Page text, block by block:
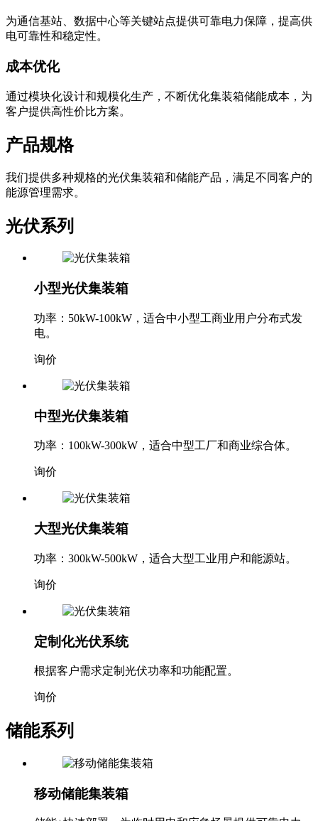
为通信基站、数据中心等关键站点提供可靠电力保障，提高供
电可靠性和稳定性。
成本优化
通过模块化设计和规模化生产，不断优化集装箱储能成本，为
客户提供高性价比方案。
产品规格
我们提供多种规格的光伏集装箱和储能产品，满足不同客户的
能源管理需求。
光伏系列
小型光伏集装箱
功率：50kW-100kW，适合中小型工商业用户分布式发
电。
询价
中型光伏集装箱
功率：100kW-300kW，适合中型工厂和商业综合体。
询价
大型光伏集装箱
功率：300kW-500kW，适合大型工业用户和能源站。
询价
定制化光伏系统
根据客户需求定制光伏功率和功能配置。
询价
储能系列
移动储能集装箱